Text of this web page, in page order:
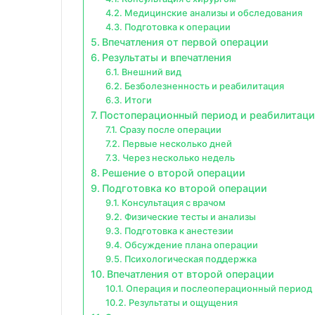
Медицинские анализы и обследования
Подготовка к операции
Впечатления от первой операции
Результаты и впечатления
Внешний вид
Безболезненность и реабилитация
Итоги
Постоперационный период и
Сразу после операции
Первые несколько дней
Через несколько недель
Решение о второй операции
Подготовка ко второй операции
Консультация с врачом
Физические тесты и анализы
Подготовка к анестезии
Обсуждение плана операции
Психологическая поддержка
Впечатления от второй операции
Операция и послеоперационный период
Результаты и ощущения